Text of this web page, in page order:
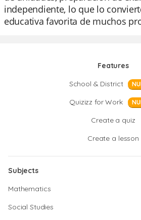
independiente, lo que lo
educativa favorita de muchos
Features
School & District
Quizizz for Work
Create a quiz
Create a lesson
Subjects
Mathematics
Social Studies